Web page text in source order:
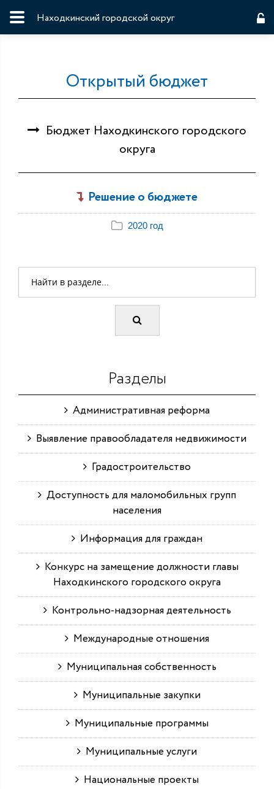
Находкинский городской округ
Открытый бюджет
Бюджет Находкинского городского
округа
Решение о бюджете
2020 год
Разделы
Административная реформа
Выявление правообладателя недвижимости
Градостроительство
Доступность для маломобильных групп
населения
Информация для граждан
Конкурс на замещение должности главы
Находкинского городского округа
Контрольно-надзорная деятельность
Международные отношения
Муниципальная собственность
Муниципальные закупки
Муниципальные программы
Муниципальные услуги
Национальные проекты